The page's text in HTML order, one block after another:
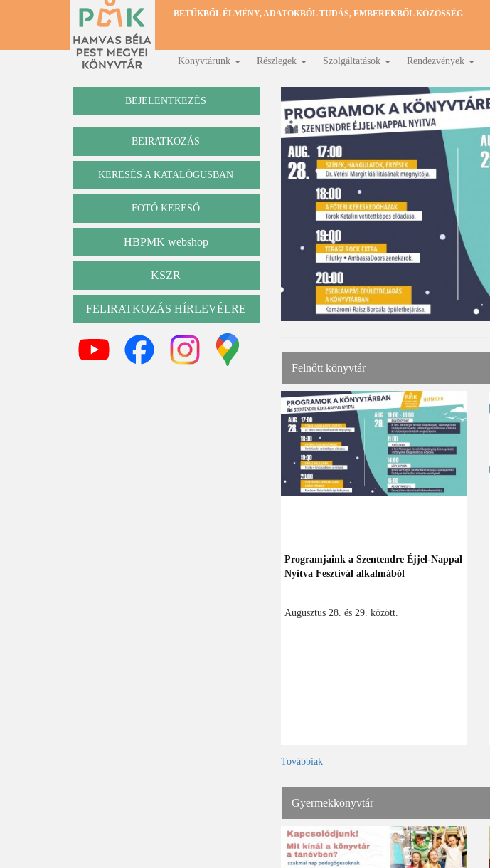
BETŰKBŐL ÉLMÉNY, ADATOKBÓL TUDÁS, EMBEREKBŐL KÖZÖSSÉG
Fő
navigáció
Könyvtárunk Részlegek Szolgáltatások Rendezvények
BEJELENTKEZÉS
BEIRATKOZÁS
Katalógus
KERESÉS A KATALÓGUSBAN
FOTÓ KERESŐ
HBPMK webshop
KSZR
FELIRATKOZÁS HÍRLEVÉLRE
Felnőtt könyvtár
Programjaink a Szentendre Éjjel-Nappal
Nyitva Fesztivál alkalmából
Augusztus 28. és 29. között.
Továbbiak
Gyermekkönyvtár